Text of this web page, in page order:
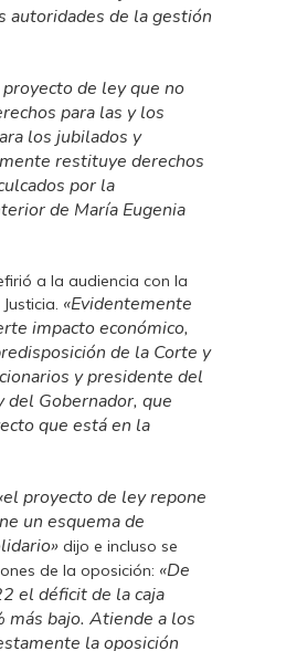
autoridades de la gestión
proyecto de ley que no
para las y los
los jubilados y
restituye derechos
por la
de María Eugenia
a la audiencia con la
«Evidentemente
impacto económico,
de la Corte y
y presidente del
del Gobernador, que
que está en la
proyecto de ley repone
un esquema de
dijo e incluso se
de la oposición: «De
el déficit de la caja
más bajo. Atiende a los
la oposición